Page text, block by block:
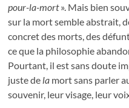
pour-la-mort». Mais bien
sur la mort semble abstrait,
concret des morts, des
ce que la philosophie
Pourtant, il est sans doute
juste de la mort sans parler
souvenir, leur visage, leur